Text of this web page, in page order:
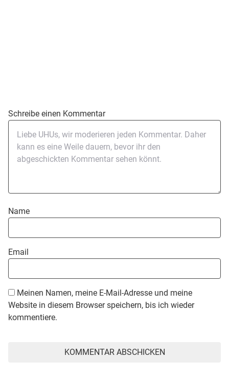
Schreibe einen Kommentar
Name
Email
Meinen Namen, meine E-Mail-Adresse und meine
Website in diesem Browser speichern, bis ich wieder
kommentiere.